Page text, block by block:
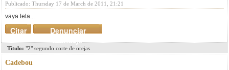
Publicado: Thursday 17 de March de 2011, 21:21
vaya tela...
Denunciar
mensaje
Citar
Titulo: "2" segundo corte de orejas
Cadebou